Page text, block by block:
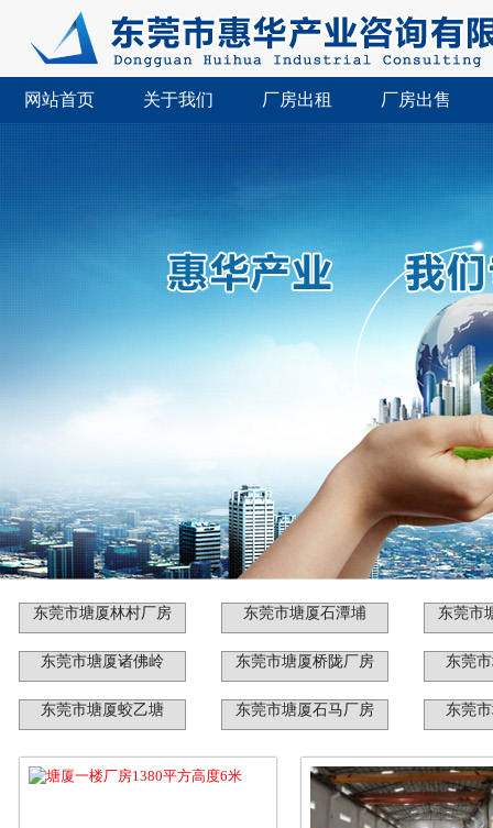
网站首页 关于我们 厂房出租 厂房出售
东莞市塘厦林村厂房 东莞市塘厦石潭埔 东莞市
东莞市塘厦诸佛岭 东莞市塘厦桥陇厂房 东莞
东莞市塘厦蛟乙塘 东莞市塘厦石马厂房 东莞